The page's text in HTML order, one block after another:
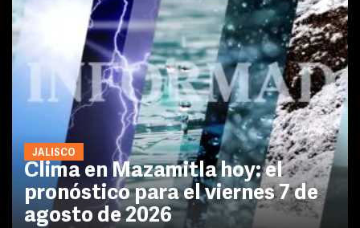
JALISCO
Clima en Mazamitla hoy: el
pronóstico para el viernes 7 de
agosto de 2026